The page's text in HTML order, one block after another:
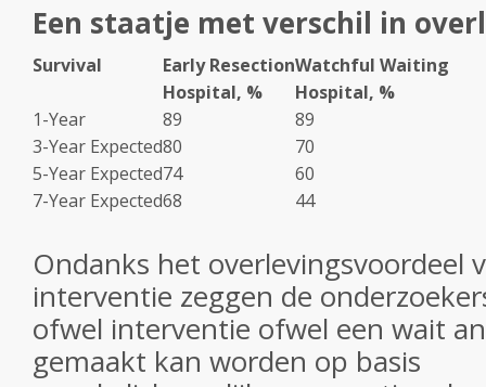
Een staatje met verschil in
Survival
Early Resection
Hospital, %
Watchful Waiting
Hospital, %
1-Year
89
89
3-Year Expected80
70
5-Year Expected74
60
7-Year Expected68 44
Ondanks het overlevingsvoordeel
interventie zeggen de
ofwel interventie ofwel een wait
gemaakt kan worden op basis